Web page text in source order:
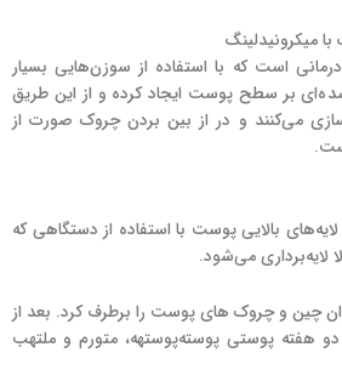
میکرونیدلینگ
است که با استفاده از سوزن‌هایی بسیار
بر سطح پوست ایجاد کرده و از این طریق
می‌کنند و در از بین بردن چروک صورت از
بالایی پوست با استفاده از دستگاهی که
لایه‌برداری می‌شود.
چین و چروک های پوست را برطرف کرد. بعد از
هفته پوستی پوسته‌پوستهه، متورم و ملتهب